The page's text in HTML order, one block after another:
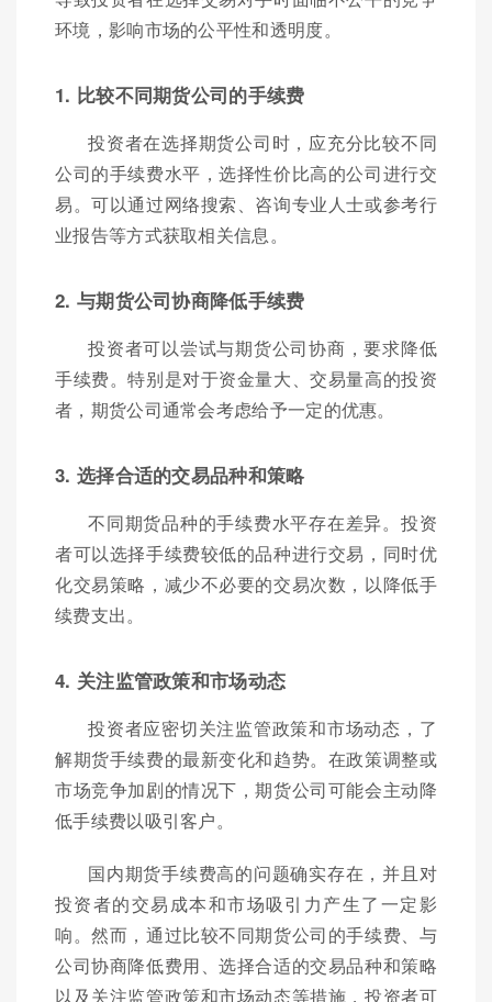
环境，影响市场的公平性和透明度。
1. 比较不同期货公司的手续费
投资者在选择期货公司时，应充分比较不同
公司的手续费水平，选择性价比高的公司进行交
易。可以通过网络搜索、咨询专业人士或参考行
业报告等方式获取相关信息。
2. 与期货公司协商降低手续费
投资者可以尝试与期货公司协商，要求降低
手续费。特别是对于资金量大、交易量高的投资
者，期货公司通常会考虑给予一定的优惠。
3. 选择合适的交易品种和策略
不同期货品种的手续费水平存在差异。投资
者可以选择手续费较低的品种进行交易，同时优
化交易策略，减少不必要的交易次数，以降低手
续费支出。
4. 关注监管政策和市场动态
投资者应密切关注监管政策和市场动态，了
解期货手续费的最新变化和趋势。在政策调整或
市场竞争加剧的情况下，期货公司可能会主动降
低手续费以吸引客户。
国内期货手续费高的问题确实存在，并且对
投资者的交易成本和市场吸引力产生了一定影
响。然而，通过比较不同期货公司的手续费、与
公司协商降低费用、选择合适的交易品种和策略
以及关注监管政策和市场动态等措施，投资者可